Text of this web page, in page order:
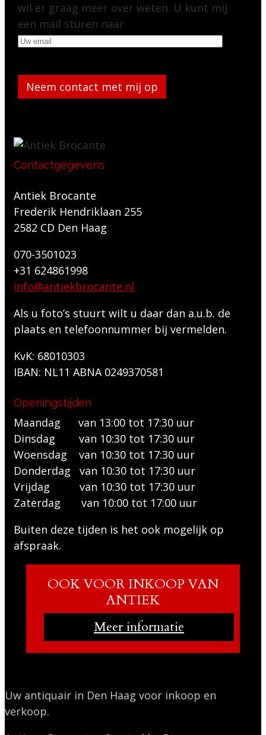
wil er graag meer over weten. U kunt mij
een mail sturen naar
.
Contactgegevens
Antiek Brocante
Frederik Hendriklaan 255
2582 CD Den Haag
070-3501023
+31 624861998
info@antiekbrocante.nl
Als u foto’s stuurt wilt u daar dan a.u.b. de
plaats en telefoonnummer bij vermelden.
KvK: 68010303
IBAN: NL11 ABNA 0249370581
Openingstijden
Maandag van 13:00 tot 17:30 uur
Dinsdag van 10:30 tot 17:30 uur
Woensdag van 10:30 tot 17:30 uur
Donderdag van 10:30 tot 17:30 uur
Vrijdag van 10:30 tot 17:30 uur
Zaterdag van 10:00 tot 17:00 uur
Buiten deze tijden is het ook mogelijk op
afspraak.
OOK VOOR INKOOP VAN
ANTIEK
Meer informatie
Uw antiquair in Den Haag voor inkoop en
verkoop.